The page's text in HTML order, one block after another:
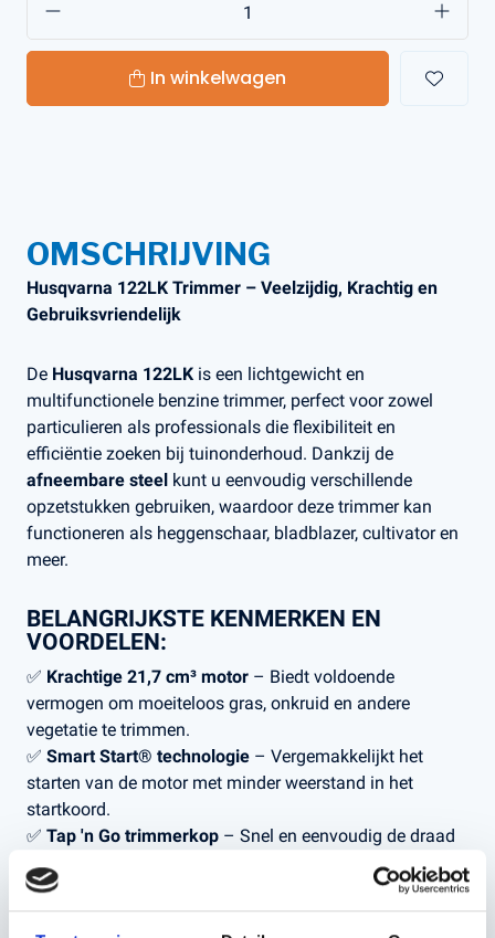
In winkelwagen
OMSCHRIJVING
Husqvarna 122LK Trimmer – Veelzijdig, Krachtig en
Gebruiksvriendelijk
De Husqvarna 122LK is een lichtgewicht en
multifunctionele benzine trimmer, perfect voor zowel
particulieren als professionals die flexibiliteit en
efficiëntie zoeken bij tuinonderhoud. Dankzij de
afneembare steel kunt u eenvoudig verschillende
opzetstukken gebruiken, waardoor deze trimmer kan
functioneren als heggenschaar, bladblazer, cultivator en
meer.
BELANGRIJKSTE KENMERKEN EN
VOORDELEN:
✅ Krachtige 21,7 cm³ motor – Biedt voldoende
vermogen om moeiteloos gras, onkruid en andere
vegetatie te trimmen.
✅ Smart Start® technologie – Vergemakkelijkt het
starten van de motor met minder weerstand in het
startkoord.
✅ Tap 'n Go trimmerkop – Snel en eenvoudig de draad
verlengen door de trimmerkop tegen de grond te tikken.
✅Ergonomisch ontwerp
– Comfortabele handgreep en
uitgebalanceerd gewicht voor minder vermoeidheid